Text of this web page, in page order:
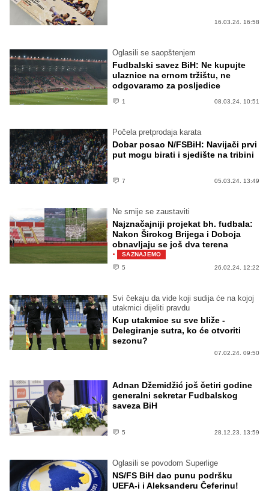
16.03.24. 16:58
Oglasili se saopštenjem
Fudbalski savez BiH: Ne kupujte
ulaznice na crnom tržištu, ne
odgovaramo za posljedice
1 08.03.24. 10:51
Počela pretprodaja karata
Dobar posao N/FSBiH: Navijači prvi
put mogu birati i sjedište na tribini
7 05.03.24. 13:49
Ne smije se zaustaviti
Najznačajniji projekat bh. fudbala:
Nakon Širokog Brijega i Doboja
obnavljaju se još dva terena
·
SAZNAJEMO
5
26.02.24. 12:22
Svi čekaju da vide koji sudija će na kojoj
utakmici dijeliti pravdu
Kup utakmice su sve bliže -
Delegiranje sutra, ko će otvoriti
sezonu?
07.02.24. 09:50
Adnan Džemidžić još četiri godine
generalni sekretar Fudbalskog
saveza BiH
5 28.12.23. 13:59
Oglasili se povodom Superlige
NS/FS BiH dao punu podršku
UEFA-i i Aleksanderu Čeferinu!